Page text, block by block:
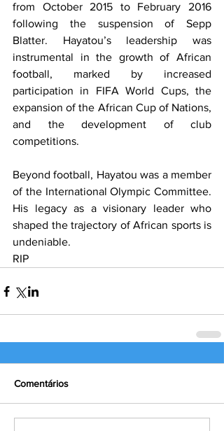
from October 2015 to February 2016
following the suspension of Sepp
Blatter. Hayatou’s leadership was
instrumental in the growth of African
football, marked by increased
participation in FIFA World Cups, the
expansion of the African Cup of Nations,
and the development of club
competitions.
Beyond football, Hayatou was a member
of the International Olympic Committee.
His legacy as a visionary leader who
shaped the trajectory of African sports is
undeniable.
RIP
Comentários